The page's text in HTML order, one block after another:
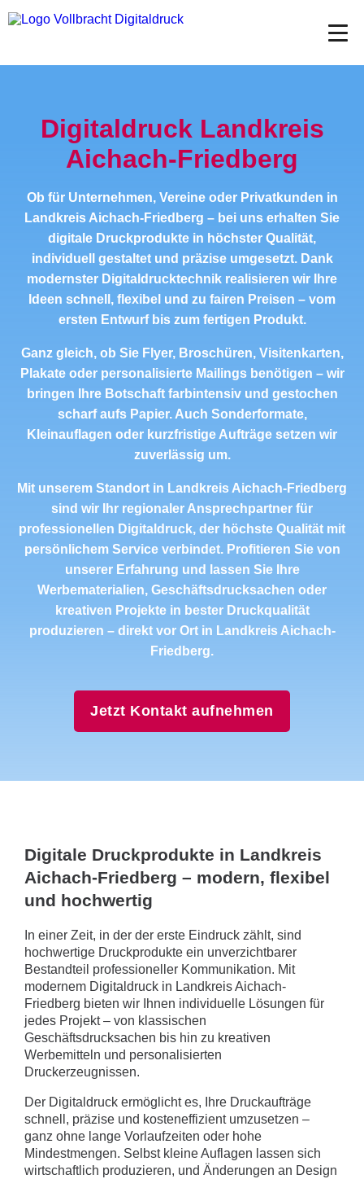
Digitaldruck Landkreis
Aichach-Friedberg
Ob für Unternehmen, Vereine oder Privatkunden in
Landkreis Aichach-Friedberg – bei uns erhalten Sie
digitale Druckprodukte in höchster Qualität,
individuell gestaltet und präzise umgesetzt. Dank
modernster Digitaldrucktechnik realisieren wir Ihre
Ideen schnell, flexibel und zu fairen Preisen – vom
ersten Entwurf bis zum fertigen Produkt.
Ganz gleich, ob Sie Flyer, Broschüren, Visitenkarten,
Plakate oder personalisierte Mailings benötigen – wir
bringen Ihre Botschaft farbintensiv und gestochen
scharf aufs Papier. Auch Sonderformate,
Kleinauflagen oder kurzfristige Aufträge setzen wir
zuverlässig um.
Mit unserem Standort in Landkreis Aichach-Friedberg
sind wir Ihr regionaler Ansprechpartner für
professionellen Digitaldruck, der höchste Qualität mit
persönlichem Service verbindet. Profitieren Sie von
unserer Erfahrung und lassen Sie Ihre
Werbematerialien, Geschäftsdrucksachen oder
kreativen Projekte in bester Druckqualität
produzieren – direkt vor Ort in Landkreis Aichach-
Friedberg.
Jetzt Kontakt aufnehmen
Digitale Druckprodukte in Landkreis
Aichach-Friedberg – modern, flexibel
und hochwertig
In einer Zeit, in der der erste Eindruck zählt, sind
hochwertige Druckprodukte ein unverzichtbarer
Bestandteil professioneller Kommunikation. Mit
modernem Digitaldruck in Landkreis Aichach-
Friedberg bieten wir Ihnen individuelle Lösungen für
jedes Projekt – von klassischen
Geschäftsdrucksachen bis hin zu kreativen
Werbemitteln und personalisierten
Druckerzeugnissen.
Der Digitaldruck ermöglicht es, Ihre Druckaufträge
schnell, präzise und kosteneffizient umzusetzen –
ganz ohne lange Vorlaufzeiten oder hohe
Mindestmengen. Selbst kleine Auflagen lassen sich
wirtschaftlich produzieren, und Änderungen an Design